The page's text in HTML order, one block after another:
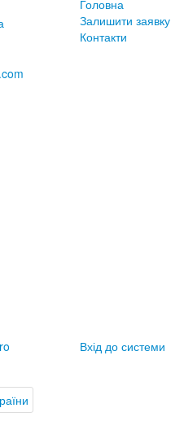
Головна
Залишити заявку
Контакти
Вхід до системи